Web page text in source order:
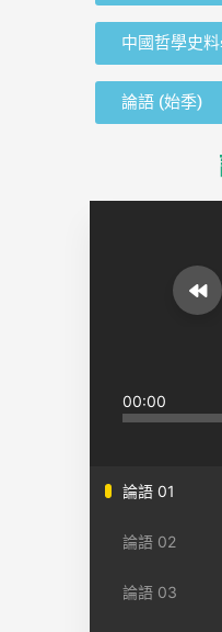
中國哲學史
論語 (始季)
00:00
論語 01
論語 02
論語 03